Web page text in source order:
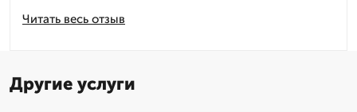
Читать весь отзыв
Другие услуги